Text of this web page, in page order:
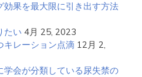
効果を最大限に引き出す方法
たい 4月 25, 2023
キレーション点滴 12月 2,
学会が分類している尿失禁の